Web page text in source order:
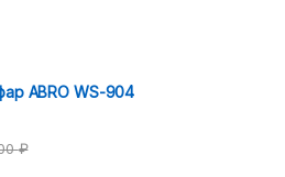
ABRO WS-904
₽